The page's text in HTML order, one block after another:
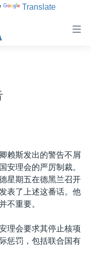
Translate
赖斯发出的警告不屑
安理会的严厉制裁。
星期五在德黑兰召开
表了上述这番话。他
不重要。
理会要求其停止核项
惩罚，包括联合国有